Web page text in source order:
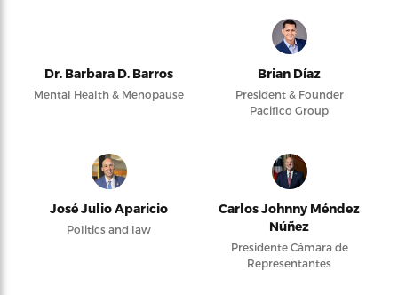
Dr. Barbara D. Barros
Mental Health & Menopause
Brian Díaz
President & Founder
Pacifico Group
José Julio Aparicio
Politics and law
Carlos Johnny Méndez
Núñez
Presidente Cámara de
Representantes